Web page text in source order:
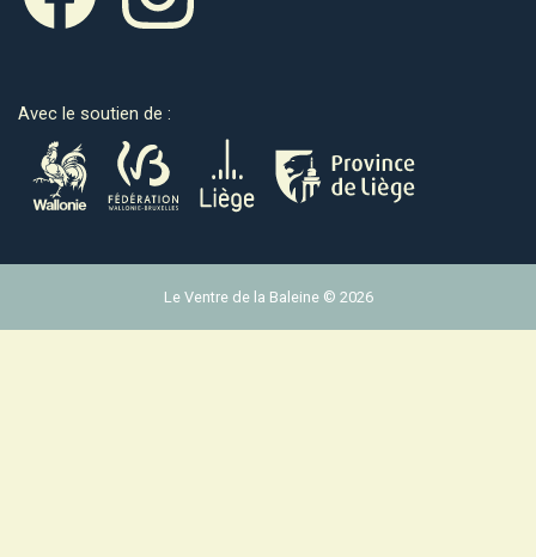
Avec le soutien de :
Le Ventre de la Baleine © 2026